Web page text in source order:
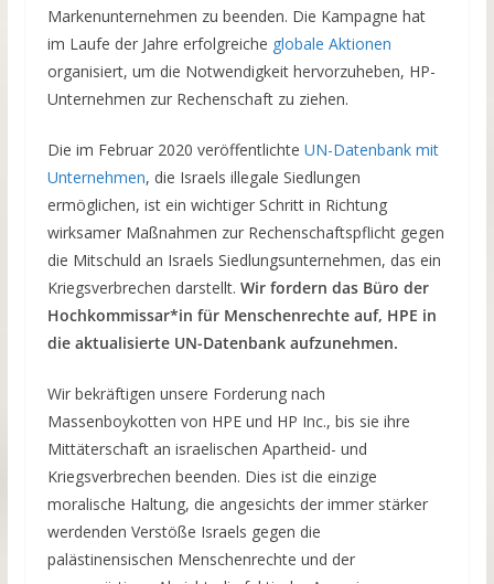
Markenunternehmen zu beenden. Die Kampagne hat
im Laufe der Jahre erfolgreiche globale Aktionen
organisiert, um die Notwendigkeit hervorzuheben, HP-
Unternehmen zur Rechenschaft zu ziehen.
Die im Februar 2020 veröffentlichte UN-Datenbank mit
Unternehmen, die Israels illegale Siedlungen
ermöglichen, ist ein wichtiger Schritt in Richtung
wirksamer Maßnahmen zur Rechenschaftspflicht gegen
die Mitschuld an Israels Siedlungsunternehmen, das ein
Kriegsverbrechen darstellt. Wir fordern das Büro der
Hochkommissar*in für Menschenrechte auf, HPE in
die aktualisierte UN-Datenbank aufzunehmen.
Wir bekräftigen unsere Forderung nach
Massenboykotten von HPE und HP Inc., bis sie ihre
Mittäterschaft an israelischen Apartheid- und
Kriegsverbrechen beenden. Dies ist die einzige
moralische Haltung, die angesichts der immer stärker
werdenden Verstöße Israels gegen die
palästinensischen Menschenrechte und der